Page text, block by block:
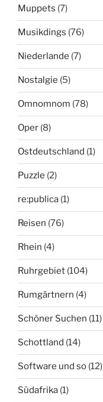
Muppets (7)
Musikdings (76)
Niederlande (7)
Nostalgie (5)
Omnomnom (78)
Oper (8)
Ostdeutschland (1)
Puzzle (2)
re:publica (1)
Reisen (76)
Rhein (4)
Ruhrgebiet (104)
Rumgärtnern (4)
Schöner Suchen (11)
Schottland (14)
Software und so (12)
Südafrika (1)